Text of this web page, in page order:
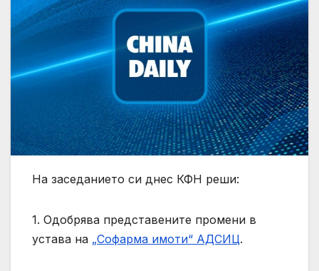
На заседанието си днес КФН реши:
1. Одобрява представените промени в
устава на „Софарма имоти“ АДСИЦ.